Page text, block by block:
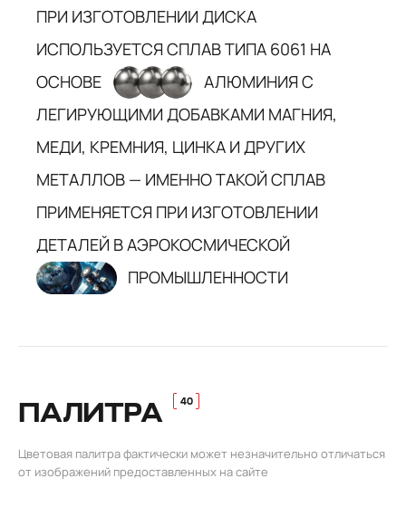
ПРИ ИЗГОТОВЛЕНИИ ДИСКА
ИСПОЛЬЗУЕТСЯ СПЛАВ ТИПА 6061 НА
ОСНОВЕ
АЛЮМИНИЯ С
ЛЕГИРУЮЩИМИ ДОБАВКАМИ МАГНИЯ,
МЕДИ, КРЕМНИЯ, ЦИНКА И ДРУГИХ
МЕТАЛЛОВ — ИМЕННО ТАКОЙ СПЛАВ
ПРИМЕНЯЕТСЯ ПРИ ИЗГОТОВЛЕНИИ
ДЕТАЛЕЙ В АЭРОКОСМИЧЕСКОЙ
ПРОМЫШЛЕННОСТИ
ПАЛИТРА
Цветовая палитра фактически может незначительно отличаться
от изображений предоставленных на сайте